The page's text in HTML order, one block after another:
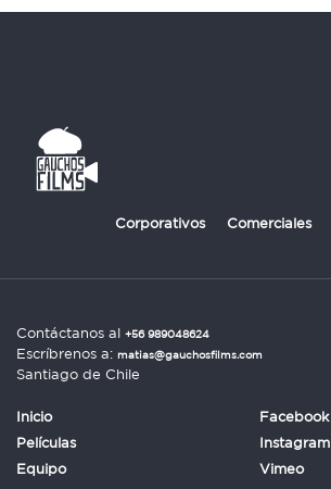
Corporativos Comerciales
Contáctanos al +56 989048624
Escríbrenos a: matias@gauchosfilms.com
Santiago de Chile
Inicio
Películas
Equipo
Facebook
Instagram
Vimeo